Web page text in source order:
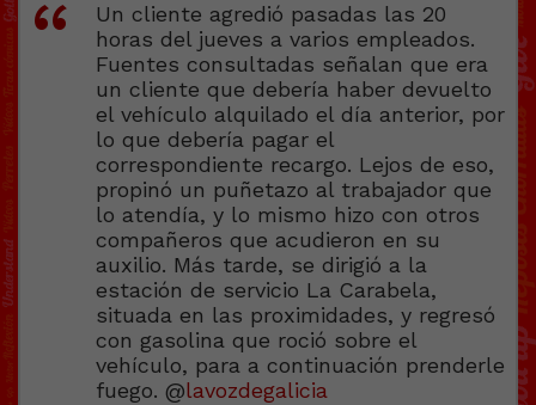
Un cliente agredió pasadas las 20
horas del jueves a varios empleados.
Fuentes consultadas señalan que era
un cliente que debería haber devuelto
el vehículo alquilado el día anterior, por
lo que debería pagar el
correspondiente recargo. Lejos de eso,
propinó un puñetazo al trabajador que
lo atendía, y lo mismo hizo con otros
compañeros que acudieron en su
auxilio. Más tarde, se dirigió a la
estación de servicio La Carabela,
situada en las proximidades, y regresó
con gasolina que roció sobre el
vehículo, para a continuación prenderle
fuego. @lavozdegalicia